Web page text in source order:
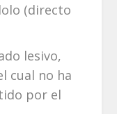
(directo
lesivo,
cual no ha
por el